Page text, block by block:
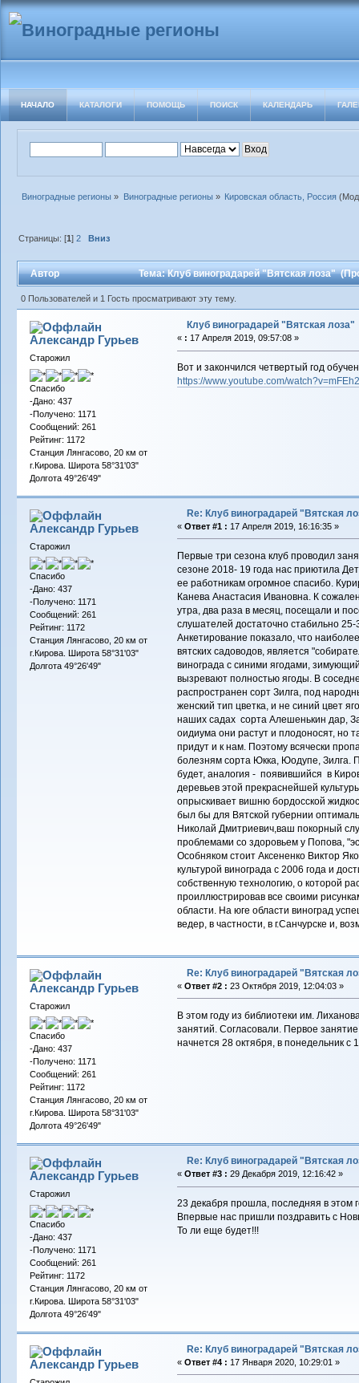
НАЧАЛО КАТАЛОГИ ПОМОЩЬ ПОИСК КАЛЕНДАРЬ
Виноградные регионы » Виноградные регионы » Кировская область, Россия
Страницы: [1]2 Вниз
Автор Тема: Клуб виноградарей "Вятская лоза"
0 Пользователей и 1 Гость просматривают эту тему.
Александр Гурьев
Старожил
Спасибо
-Дано: 437
-Получено: 1171
Сообщений: 261
Рейтинг: 1172
Станция Лянгасово, 20 км от
г.Кирова. Широта 58°31'03"
Долгота 49°26'49"
Клуб виноградарей "Вятская лоза"
« : 17 Апреля 2019, 09:57:08 »
Вот и закончился четвертый год
https://www.youtube.com/
Александр Гурьев
Старожил
Спасибо
-Дано: 437
-Получено: 1171
Сообщений: 261
Рейтинг: 1172
Станция Лянгасово, 20 км от
г.Кирова. Широта 58°31'03"
Долгота 49°26'49"
Re: Клуб виноградарей "Вятская
« Ответ #1 : 17 Апреля 2019, 16:16:35 »
Первые три сезона клуб проводил
сезоне 2018- 19 года нас приютила
ее работникам огромное спасибо.
Канева Анастасия Ивановна. К
утра, два раза в месяц, посещали и
слушателей достаточно стабильно 25-
Анкетирование показало, что
вятских садоводов, является
винограда с синими ягодами,
вызревают полностью ягоды. В
распространен сорт Зилга, под
женский тип цветка, и не синий цвет
наших садах сорта Алешенькин дар,
оидиума они растут и плодоносят, но
придут и к нам. Поэтому всячески
болезням сорта Юкка, Юодупе, Зилга.
будет, аналогия - появившийся в
деревьев этой прекраснейшей
опрыскивает вишню бордосской
был бы для Вятской губернии
Николай Дмитриевич,ваш покорный
проблемами со здоровьем у Попова,
Особняком стоит Аксененко Виктор
культурой винограда с 2006 года и
собственную технологию, о которой
проиллюстрировав все своими
области. На юге области виноград
ведер, в частности, в г.Санчурске и,
Александр Гурьев
Старожил
Спасибо
-Дано: 437
-Получено: 1171
Сообщений: 261
Рейтинг: 1172
Станция Лянгасово, 20 км от
г.Кирова. Широта 58°31'03"
Долгота 49°26'49"
Re: Клуб виноградарей "Вятская
« Ответ #2 : 23 Октября 2019, 12:04:03 »
В этом году из библиотеки им.
занятий. Согласовали. Первое
начнется 28 октября, в понедельник
Александр Гурьев
Старожил
Спасибо
-Дано: 437
-Получено: 1171
Сообщений: 261
Рейтинг: 1172
Станция Лянгасово, 20 км от
г.Кирова. Широта 58°31'03"
Долгота 49°26'49"
Re: Клуб виноградарей "Вятская
« Ответ #3 : 29 Декабря 2019, 12:16:42 »
23 декабря прошла, последняя в этом
Впервые нас пришли поздравить с
То ли еще будет!!!
Александр Гурьев
Re: Клуб виноградарей "Вятская
« Ответ #4 : 17 Января 2020, 10:29:01 »